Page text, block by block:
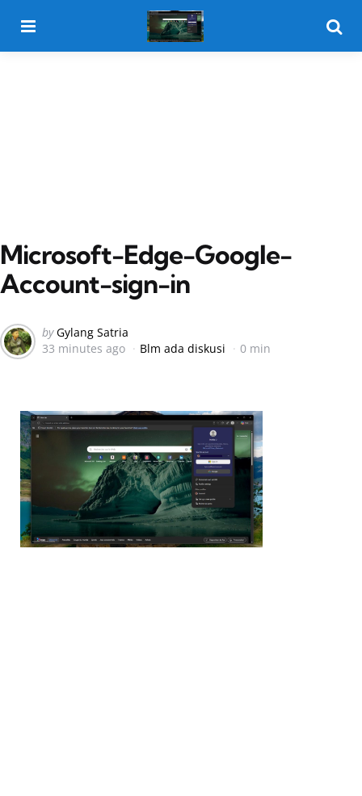
Microsoft-Edge-Google-
Account-sign-in
Posted
by
by Gylang Satria
33 minutes ago
Blm ada diskusi 0 min